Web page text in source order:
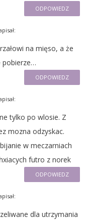
ODPOWIEDZ
na mięso, a że
pobierze…
ODPOWIEDZ
tylko po wlosie. Z
mozna odzyskac.
w meczarniach
futro z norek
ODPOWIEDZ
dla utrzymania